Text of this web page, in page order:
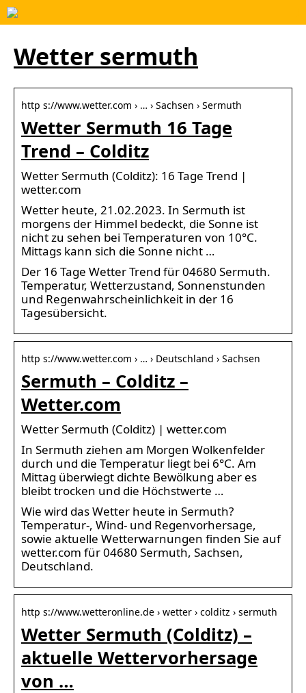
Wetter sermuth
http s://www.wetter.com › … › Sachsen › Sermuth
Wetter Sermuth 16 Tage
Trend – Colditz
Wetter Sermuth (Colditz): 16 Tage Trend |
wetter.com
Wetter heute, 21.02.2023. In Sermuth ist
morgens der Himmel bedeckt, die Sonne ist
nicht zu sehen bei Temperaturen von 10°C.
Mittags kann sich die Sonne nicht …
Der 16 Tage Wetter Trend für 04680 Sermuth.
Temperatur, Wetterzustand, Sonnenstunden
und Regenwahrscheinlichkeit in der 16
Tagesübersicht.
http s://www.wetter.com › … › Deutschland › Sachsen
Sermuth – Colditz –
Wetter.com
Wetter Sermuth (Colditz) | wetter.com
In Sermuth ziehen am Morgen Wolkenfelder
durch und die Temperatur liegt bei 6°C. Am
Mittag überwiegt dichte Bewölkung aber es
bleibt trocken und die Höchstwerte …
Wie wird das Wetter heute in Sermuth?
Temperatur-, Wind- und Regenvorhersage,
sowie aktuelle Wetterwarnungen finden Sie auf
wetter.com für 04680 Sermuth, Sachsen,
Deutschland.
http s://www.wetteronline.de › wetter › colditz › sermuth
Wetter Sermuth (Colditz) –
aktuelle Wettervorhersage
von …